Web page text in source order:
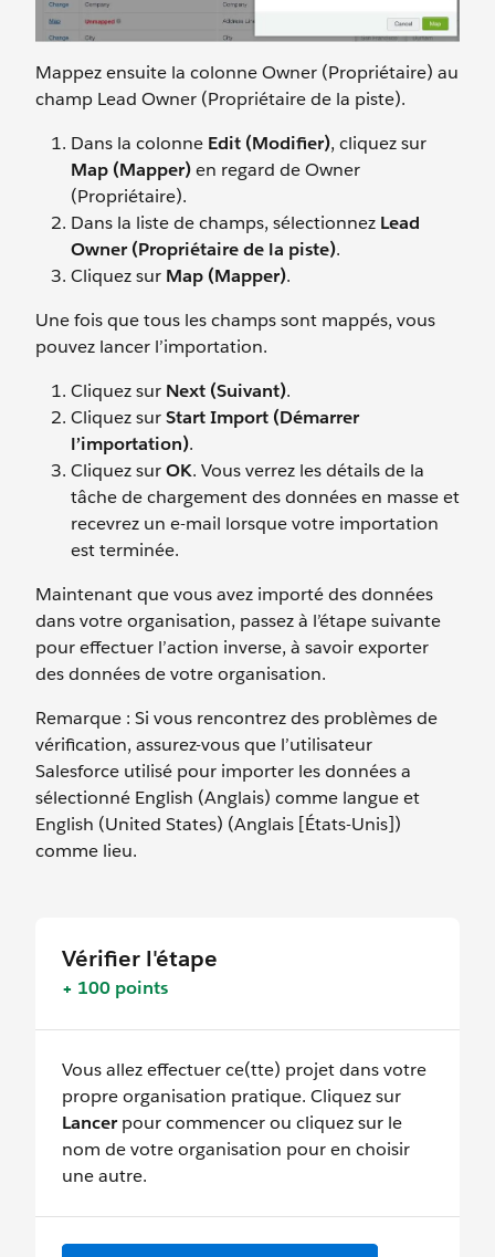
Mappez ensuite la colonne Owner (Propriétaire) au
champ Lead Owner (Propriétaire de la piste).
Dans la colonne Edit (Modifier), cliquez sur
Map (Mapper)en regard de Owner
(Propriétaire).
Dans la liste de champs, sélectionnez Lead
Owner (Propriétaire de la piste).
Cliquez sur Map (Mapper).
Une fois que tous les champs sont mappés, vous
pouvez lancer l’importation.
Cliquez sur Next (Suivant).
Cliquez surStart Import (Démarrer
l’importation).
Cliquez surOK. Vous verrez les détails de la
tâche de chargement des données en masse et
recevrez un e-mail lorsque votre importation
est terminée.
Maintenant que vous avez importé des données
dans votre organisation, passez à l’étape suivante
pour effectuer l’action inverse, à savoir exporter
des données de votre organisation.
Remarque : Si vous rencontrez des problèmes de
vérification, assurez-vous que l’utilisateur
Salesforce utilisé pour importer les données a
sélectionné English (Anglais) comme langue et
English (United States) (Anglais [États-Unis])
comme lieu.
Vérifier l'étape
+ 100 points
Vous allez effectuer ce(tte) projet dans votre
propre organisation pratique. Cliquez sur
Lancerpour commencer ou cliquez sur le
nom de votre organisation pour en choisir
une autre.